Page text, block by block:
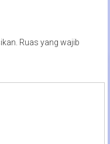
Ruas yang wajib